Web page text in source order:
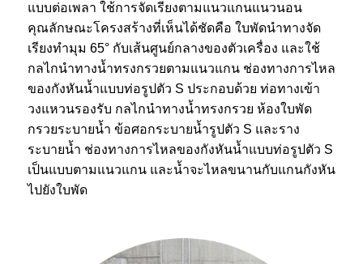
แบบต่อเพลา ใช้การจัดเรียงตามแนวแกนแนวนอน
คุณลักษณะโครงสร้างที่เห็นได้ชัดคือ ใบพัดนำทางจัด
เรียงทำมุม 65° กับเส้นศูนย์กลางของตัวเครื่อง และใช้
กลไกนำทางน้ำทรงกรวยตามแนวแกน ช่องทางการไหล
ของกังหันน้ำแบบท่อรูปตัว S ประกอบด้วย ท่อทางเข้า
วงแหวนรองรับ กลไกนำทางน้ำทรงกรวย ห้องใบพัด
กรวยระบายน้ำ ข้อศอกระบายน้ำรูปตัว S และราง
ระบายน้ำ ช่องทางการไหลของกังหันน้ำแบบท่อรูปตัว S
เป็นแบบตามแนวแกน และน้ำจะไหลขนานกับแกนกังหัน
ไปยังใบพัด